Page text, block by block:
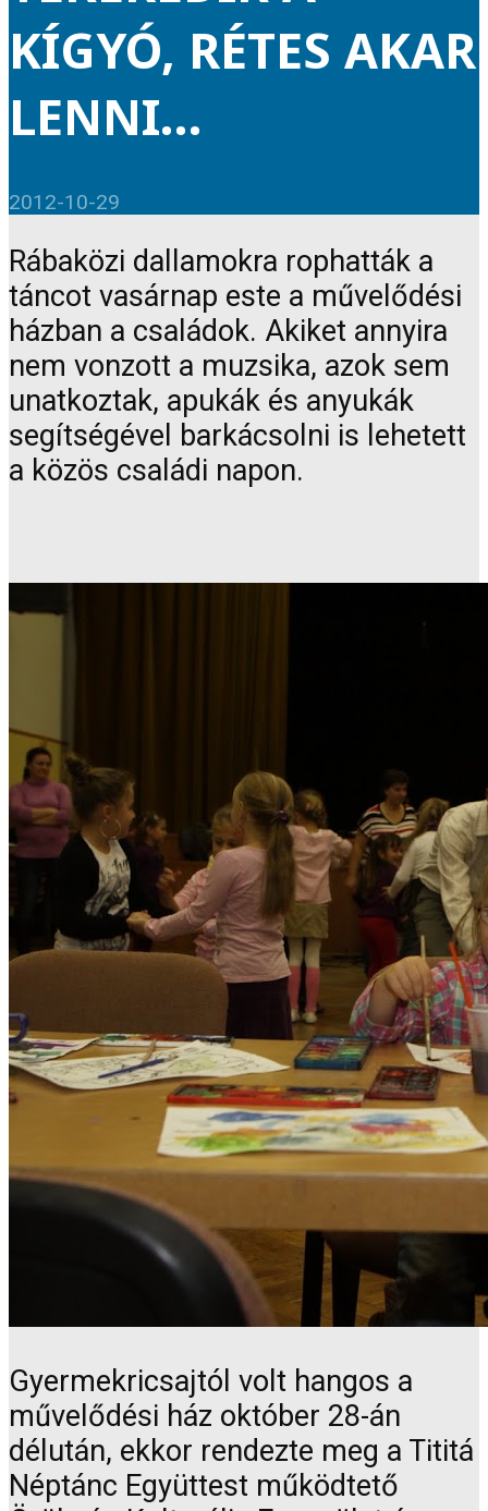
KÍGYÓ, RÉTES AKAR
LENNI…
2012-10-29
Rábaközi dallamokra rophatták a
táncot vasárnap este a művelődési
házban a családok. Akiket annyira
nem vonzott a muzsika, azok sem
unatkoztak, apukák és anyukák
segítségével barkácsolni is lehetett
a közös családi napon.
Gyermekricsajtól volt hangos a
művelődési ház október 28-án
délután, ekkor rendezte meg a Tititá
Néptánc Együttest működtető